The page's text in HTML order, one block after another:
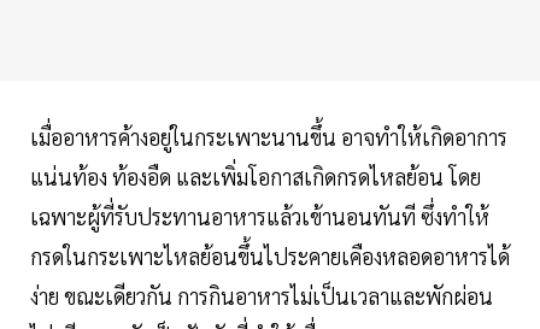
เมื่ออาหารค้างอยู่ในกระเพาะนานขึ้น อาจทำให้เกิดอาการ
แน่นท้อง ท้องอืด และเพิ่มโอกาสเกิดกรดไหลย้อน โดย
เฉพาะผู้ที่รับประทานอาหารแล้วเข้านอนทันที ซึ่งทำให้
กรดในกระเพาะไหลย้อนขึ้นไประคายเคืองหลอดอาหารได้
ง่าย ขณะเดียวกัน การกินอาหารไม่เป็นเวลาและพักผ่อน